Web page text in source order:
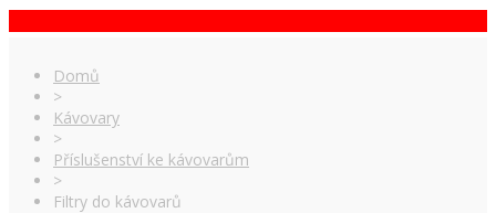
Domů
>
Kávovary
>
Příslušenství ke kávovarům
>
Filtry do kávovarů